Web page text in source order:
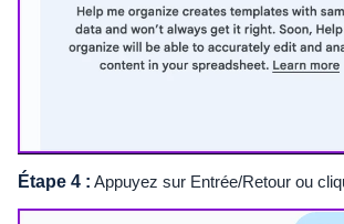
Étape 4 : Appuyez sur Entrée/Retour ou